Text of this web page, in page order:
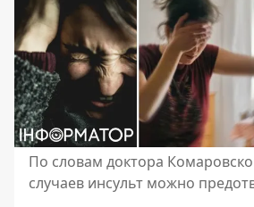
По словам доктора
случаев инсульт можно